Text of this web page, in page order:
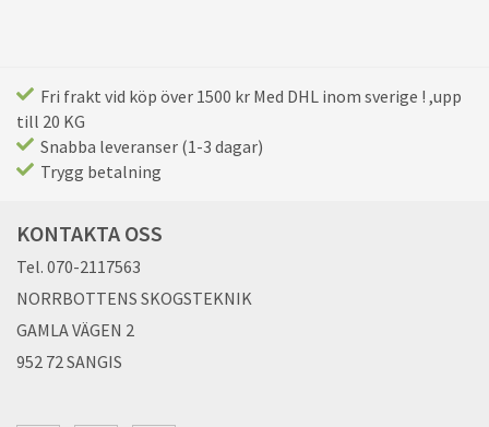
Fri frakt vid köp över 1500 kr Med DHL inom sverige ! ,upp
till 20 KG
Snabba leveranser (1-3 dagar)
Trygg betalning
KONTAKTA OSS
Tel. 070-2117563
NORRBOTTENS SKOGSTEKNIK
GAMLA VÄGEN 2
952 72 SANGIS